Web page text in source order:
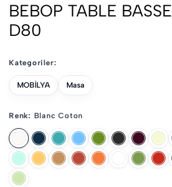
BEBOP TABLE BASSE
D80
Kategoriler:
MOBİLYA Masa
Renk: Blanc Coton